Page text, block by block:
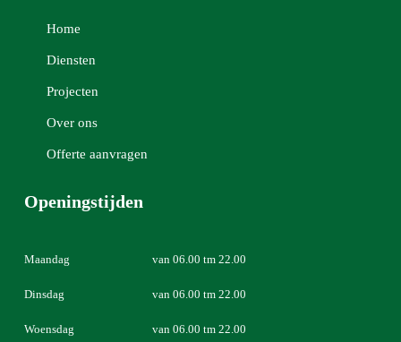
Home
Diensten
Projecten
Over ons
Offerte aanvragen
Openingstijden
Maandag van 06.00 tm 22.00
Dinsdag van 06.00 tm 22.00
Woensdag van 06.00 tm 22.00